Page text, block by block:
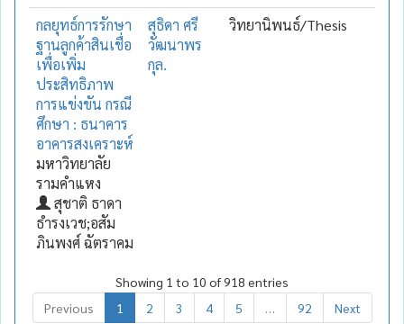
กลยุทธ์การรักษา
ฐานลูกค้าสินเชื่อ
เพื่อเพิ่ม
ประสิทธิภาพ
การแข่งขัน กรณี
ศึกษา : ธนาคาร
อาคารสงเคราะห์
มหาวิทยาลัย
รามคำแหง
สุชาติ ธาดา
ธำรงเวช;อสัม
ภินพงศ์ ฉัตราคม
สุธิดา ศรี
วัฒนาพร
กุล.
วิทยานิพนธ์/Thesis
Showing 1 to 10 of 918 entries
Previous
1 2 3 4 5 92 Next